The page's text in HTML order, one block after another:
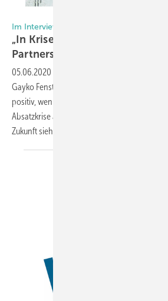
Im Interview mit Klaus Gayko
„In Krisenzeiten zeigt sich der
Partnerschaft!“
05.06.2020
Gayko Fenster-Türenwerk GmbH zeigt sich
positiv, wenn man ihn auf eine vermeintlich
Absatzkrise anspricht: Seine Geschäfte
Zukunft sieht er sein Unternehmen gut